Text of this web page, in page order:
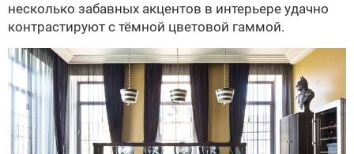
несколько забавных акцентов в интерьере удачно
контрастируют с тёмной цветовой гаммой.